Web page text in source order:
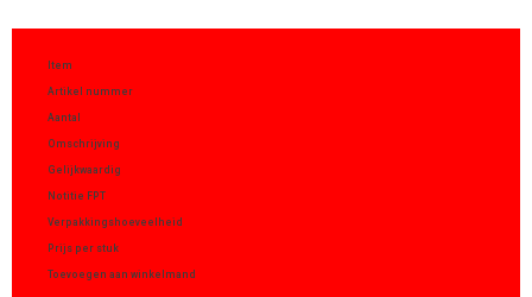
Item
Artikel nummer
Aantal
Omschrijving
Gelijkwaardig
Notitie FPT
Verpakkingshoeveelheid
Prijs per stuk
Toevoegen aan winkelmand